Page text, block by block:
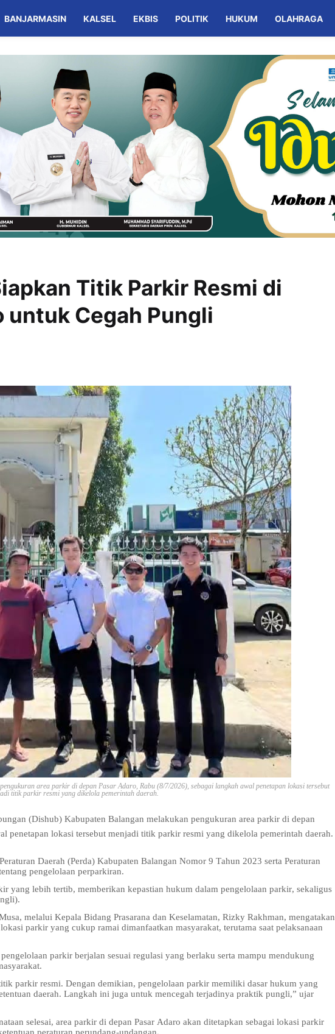
BANJARMASIN KALSEL EKBIS POLITIK HUKUM OLAHRAGA
Titik Parkir Resmi di
untuk Cegah Pungli
area parkir di depan Pasar Adaro, Rabu (8/7/2026), sebagai langkah awal penetapan lokasi tersebut
titik parkir resmi yang dikelola pemerintah daerah.
(Dishub) Kabupaten Balangan melakukan pengukuran area parkir di depan
penetapan lokasi tersebut menjadi titik parkir resmi yang dikelola pemerintah daerah.
Peraturan Daerah (Perda) Kabupaten Balangan Nomor 9 Tahun 2023 serta Peraturan
pengelolaan perparkiran.
yang lebih tertib, memberikan kepastian hukum dalam pengelolaan parkir, sekaligus
melalui Kepala Bidang Prasarana dan Keselamatan, Rizky Rakhman, mengatakan
parkir yang cukup ramai dimanfaatkan masyarakat, terutama saat pelaksanaan
parkir berjalan sesuai regulasi yang berlaku serta mampu mendukung
parkir resmi. Dengan demikian, pengelolaan parkir memiliki dasar hukum yang
daerah. Langkah ini juga untuk mencegah terjadinya praktik pungli,” ujar
selesai, area parkir di depan Pasar Adaro akan ditetapkan sebagai lokasi parkir